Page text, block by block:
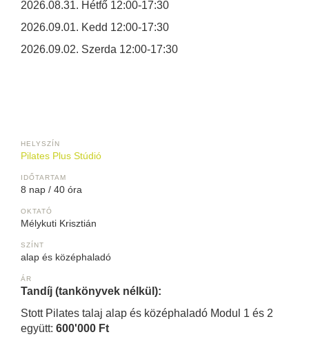
2026.08.31. Hétfő 12:00-17:30
2026.09.01. Kedd 12:00-17:30
2026.09.02. Szerda 12:00-17:30
HELYSZÍN
Pilates Plus Stúdió
IDŐTARTAM
8 nap / 40 óra
OKTATÓ
Mélykuti Krisztián
SZÍNT
alap és középhaladó
ÁR
Tandíj (tankönyvek nélkül):
Stott Pilates talaj alap és középhaladó Modul 1 és 2
együtt: 600'000 Ft